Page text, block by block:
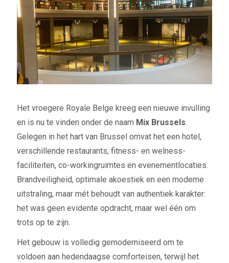
Het vroegere Royale Belge kreeg een nieuwe invulling
en is nu te vinden onder de naam Mix Brussels.
Gelegen in het hart van Brussel omvat het een hotel,
verschillende restaurants, fitness- en welness-
faciliteiten, co-workingruimtes en evenementlocaties.
Brandveiligheid, optimale akoestiek en een moderne
uitstraling, maar mét behoudt van authentiek karakter:
het was geen evidente opdracht, maar wel één om
trots op te zijn.
Het gebouw is volledig gemoderniseerd om te
voldoen aan hedendaagse comforteisen, terwijl het